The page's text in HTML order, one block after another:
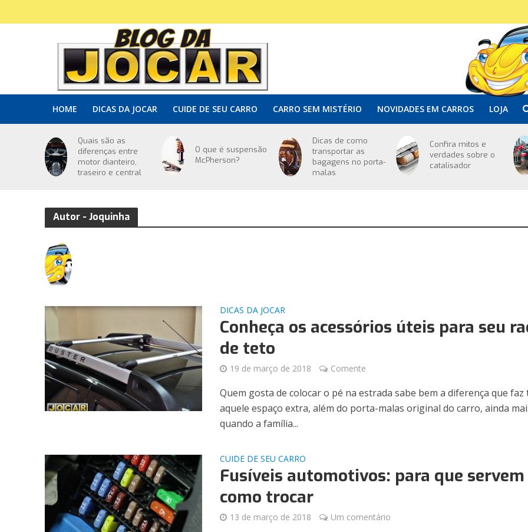
HOME DICAS DA JOCAR CUIDE DE SEU CARRO CARRO SEM MISTÉRIO NOVIDADES EM CARROS LOJA
Quais são as
diferenças entre
motor dianteiro,
traseiro e central
O que é suspensão
McPherson?
Dicas de como
transportar as
bagagens no porta-
malas
Confira mitos e
verdades sobre o
catalisador
Autor - Joquinha
DICAS DA JOCAR
Conheça os acessórios úteis para seu
de teto
19 de março de 2018 Comente
Quem gosta de colocar o pé na estrada sabe bem a diferença que faz
aquele espaço extra, além do porta-malas original do carro, ainda
quando a família...
CUIDE DE SEU CARRO
Fusíveis automotivos: para que servem
como trocar
13 de março de 2018 Um comentário